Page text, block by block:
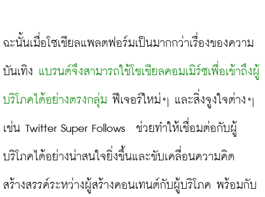
ฉะนั้นเมื่อโซเชียลแพลตฟอร์มเป็นมากกว่าเรื่องของความ
บันเทิง แบรนด์จึงสามารถใช้โชเชียลคอมเมิร์ซเพื่อเข้าถึงผู้
บริโภคได้อย่างตรงกลุ่ม ฟีเจอร์ใหม่ๆ และสิ่งจูงใจต่างๆ
เช่น Twitter Super Follows  ช่วยทำให้เชื่อมต่อกับผู้
บริโภคได้อย่างน่าสนใจยิ่งขึ้นและขับเคลื่อนความคิด
สร้างสรรค์ระหว่างผู้สร้างคอนเทนต์กับผู้บริโภค พร้อมกับ